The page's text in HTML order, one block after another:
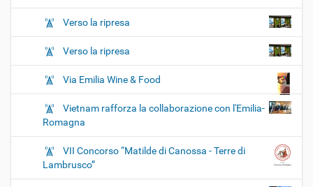
Verso la ripresa
Verso la ripresa
Via Emilia Wine & Food
Vietnam rafforza la collaborazione con l'Emilia-
Romagna
VII Concorso “Matilde di Canossa - Terre di
Lambrusco”